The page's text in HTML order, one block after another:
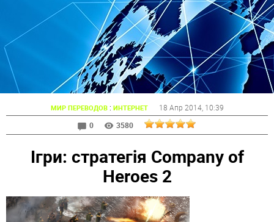
МИР ПЕРЕВОДОВ: ИНТЕРНЕТ 18 Апр 2014, 10:39
0
3580
Ігри: стратегія Company of
Heroes 2